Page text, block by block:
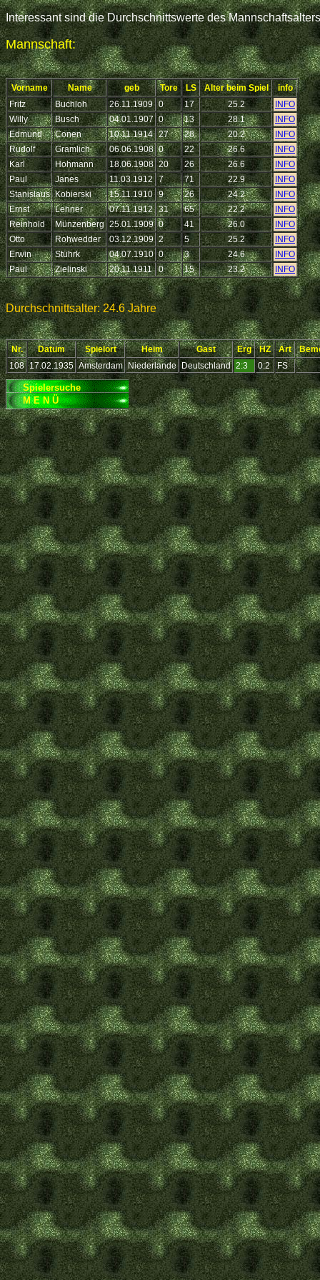
Interessant sind die Durchschnittswerte des
Mannschaft:
Vorname Name geb Tore LS Alter beim Spiel
info
Fritz
Buchloh 26.11.1909 0 17 25.2
INFO
Willy
Busch 04.01.1907 0 13 28.1
INFO
Edmund
Conen 10.11.1914 27 28 20.2
INFO
Rudolf
Gramlich 06.06.1908 0 22 26.6
INFO
Karl
Hohmann 18.06.1908 20 26 26.6
INFO
Paul
Janes 11.03.1912 7 71 22.9
INFO
Stanislaus Kobierski 15.11.1910 9 26 24.2
INFO
Ernst
Lehner 07.11.1912 31 65 22.2
INFO
Reinhold
Münzenberg 25.01.1909 0 41 26.0
INFO
Otto
Rohwedder 03.12.1909 2 5 25.2
INFO
Erwin
Stührk 04.07.1910 0 3 24.6
INFO
Paul
Zielinski 20.11.1911 0 15 23.2 INFO
Durchschnittsalter: 24.6 Jahre
Nr. Datum Spielort Heim Gast Erg HZ Art
108 17.02.1935 Amsterdam Niederlande Deutschland 2:3 0:2 FS .
Spielersuche
M E N Ü